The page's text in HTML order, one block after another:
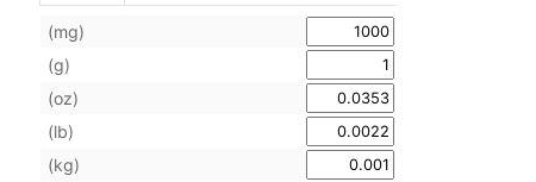
(mg)
(g)
(oz)
(lb)
(kg)